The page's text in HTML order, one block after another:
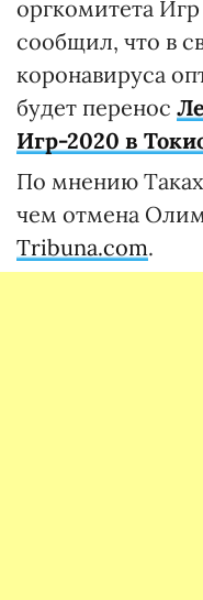
оргкомитета
сообщил, что в
коронавируса
будет перенос
Игр-2020 в
По мнению
чем отмена
Tribuna.com.